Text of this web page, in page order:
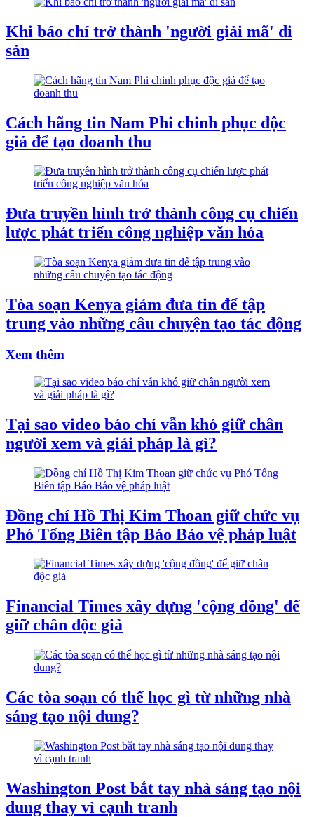
Khi báo chí trở thành 'người giải mã' di
sản
Cách hãng tin Nam Phi chinh phục độc
giả để tạo doanh thu
Đưa truyền hình trở thành công cụ chiến
lược phát triển công nghiệp văn hóa
Tòa soạn Kenya giảm đưa tin để tập
trung vào những câu chuyện tạo tác động
Xem thêm
Tại sao video báo chí vẫn khó giữ chân
người xem và giải pháp là gì?
Đồng chí Hồ Thị Kim Thoan giữ chức vụ
Phó Tổng Biên tập Báo Bảo vệ pháp luật
Financial Times xây dựng 'cộng đồng' để
giữ chân độc giả
Các tòa soạn có thể học gì từ những nhà
sáng tạo nội dung?
Washington Post bắt tay nhà sáng tạo nội
dung thay vì cạnh tranh